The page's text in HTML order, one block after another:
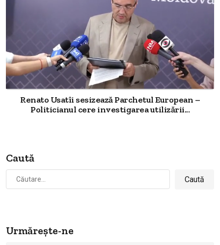
Renato Usatîi sesizează Parchetul European –
Politicianul cere investigarea utilizării...
Caută
după:
Urmărește-ne